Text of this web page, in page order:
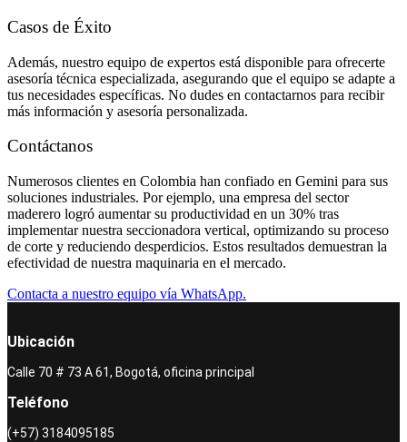
Casos de Éxito
Además, nuestro equipo de expertos está disponible para ofrecerte
asesoría técnica especializada, asegurando que el equipo se adapte a
tus necesidades específicas. No dudes en contactarnos para recibir
más información y asesoría personalizada.
Contáctanos
Numerosos clientes en Colombia han confiado en Gemini para sus
soluciones industriales. Por ejemplo, una empresa del sector
maderero logró aumentar su productividad en un 30% tras
implementar nuestra seccionadora vertical, optimizando su proceso
de corte y reduciendo desperdicios. Estos resultados demuestran la
efectividad de nuestra maquinaria en el mercado.
Contacta a nuestro equipo vía WhatsApp.
Ubicación
Calle 70 # 73 A 61, Bogotá, oficina principal
Teléfono
(+57) 3184095185